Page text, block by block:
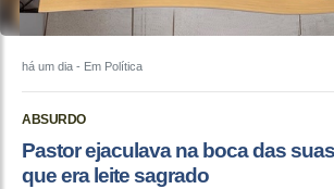
há um dia - Em Política
ABSURDO
Pastor ejaculava na boca das
que era leite sagrado